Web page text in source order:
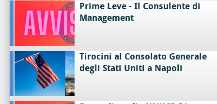
Prime Leve - Il Consulente di
Management
Tirocini al Consolato Generale
degli Stati Uniti a Napoli